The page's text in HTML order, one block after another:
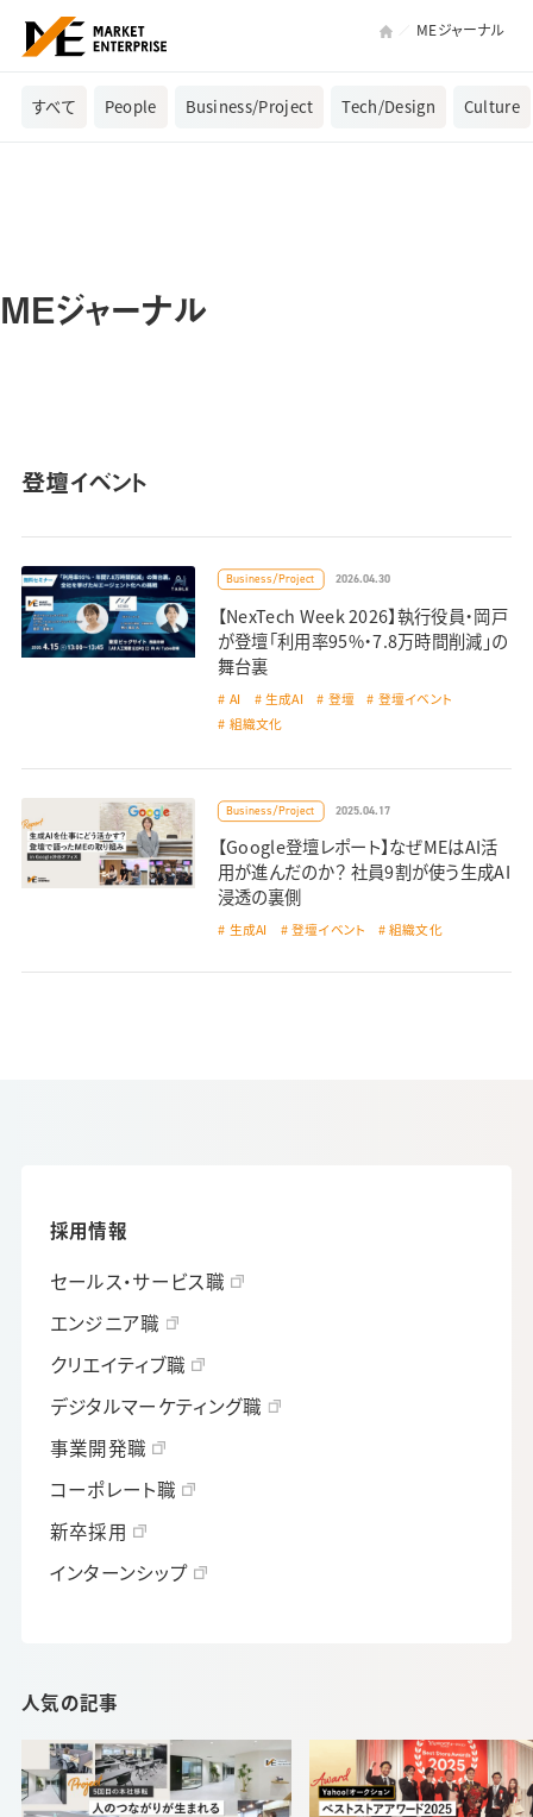
MEジャーナル
すべて People Business/Project Tech/Design Culture
MEジャーナル
登壇イベント
Business/Project 2026.04.30
【NexTech Week 2026】執行役員・岡戸
が登壇「利用率95%・7.8万時間削減」の
舞台裏
AI 生成AI 登壇 登壇イベント
組織文化
Business/Project 2025.04.17
【Google登壇レポート】なぜMEはAI活
用が進んだのか？ 社員9割が使う生成AI
浸透の裏側
生成AI 登壇イベント 組織文化
採用情報
セールス・サービス職
エンジニア職
クリエイティブ職
デジタルマーケティング職
事業開発職
コーポレート職
新卒採用
インターンシップ
人気の記事